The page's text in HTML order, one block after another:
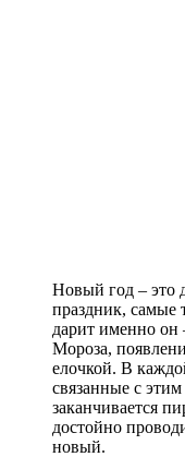
Новый год – это
праздник, самые
дарит именно он
Мороза,
елочкой. В
связанные с
заканчивается
достойно
новый.